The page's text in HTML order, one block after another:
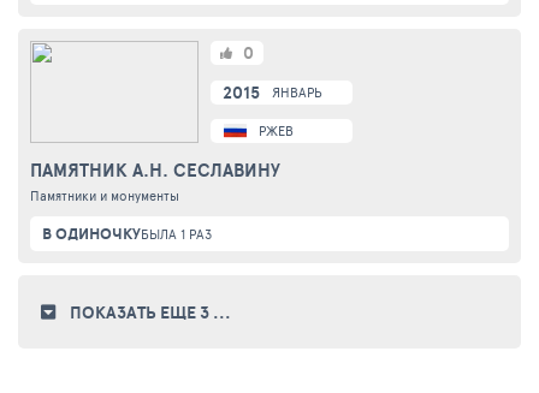
2015 ЯНВАРЬ
РЖЕВ
ПАМЯТНИК А.Н. СЕСЛАВИНУ
Памятники и монументы
0
В ОДИНОЧКУБЫЛА 1 РАЗ
ПОКАЗАТЬ ЕЩЕ 3 ...